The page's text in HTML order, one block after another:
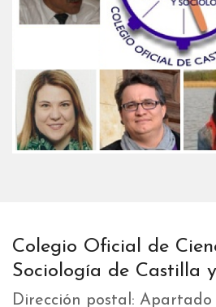
Colegio Oficial de
Sociología de Castilla
Dirección postal: Apartado